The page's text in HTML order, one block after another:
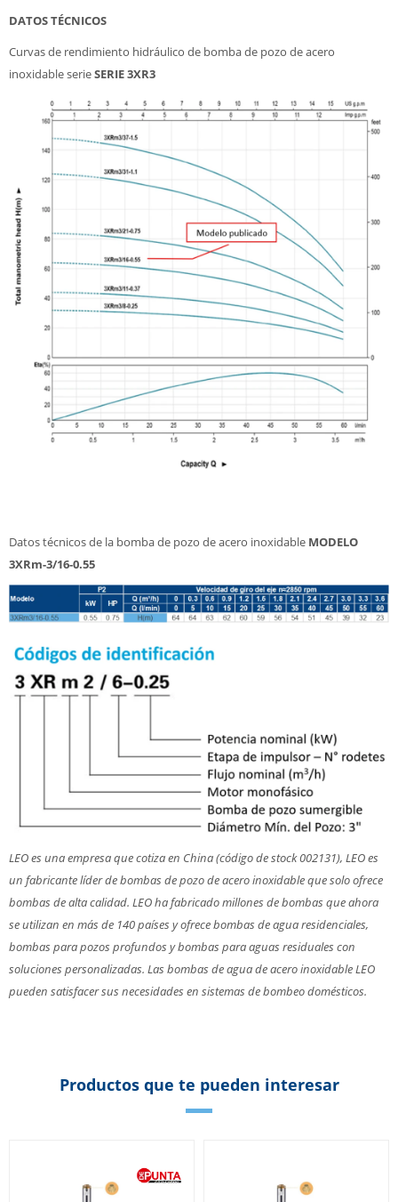
DATOS TÉCNICOS
Curvas de rendimiento hidráulico de bomba de pozo de acero
inoxidable serieSERIE 3XR3
Datos técnicos de la bomba de pozo de acero inoxidable MODELO
3XRm-3/16-0.55
LEO es una empresa que cotiza en China (código de stock 002131), LEO es
un fabricante líder de bombas de pozo de acero inoxidable que solo ofrece
bombas de alta calidad. LEO ha fabricado millones de bombas que ahora
se utilizan en más de 140 países y ofrece bombas de agua residenciales,
bombas para pozos profundos y bombas para aguas residuales con
soluciones personalizadas. Las bombas de agua de acero inoxidable LEO
pueden satisfacer sus necesidades en sistemas de bombeo domésticos.
Productos que te pueden interesar